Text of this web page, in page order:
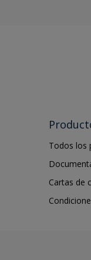
Todos los
Cartas de